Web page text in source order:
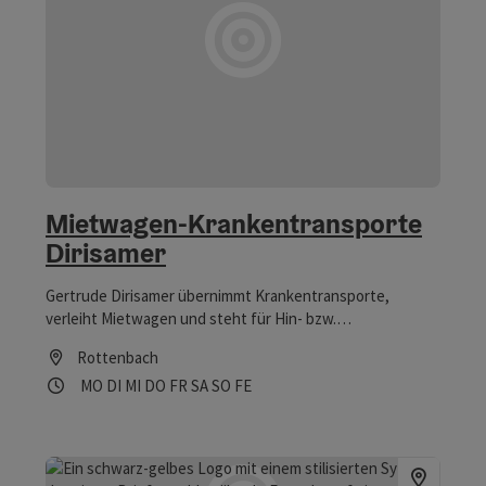
Mietwagen-Krankentransporte
Dirisamer
Gertrude Dirisamer übernimmt Krankentransporte,
verleiht Mietwagen und steht für Hin- bzw.
Rottenbach
Öffnungszeiten
MO Montag geöffnet
DI Dienstag geöffnet
MI Mittwoch geöffnet
DO Donnerstag geöffnet
FR Freitag geöffnet
SASamstag geöffnet
SO Sonntag geöffnet
FEFeiertag geöffnet